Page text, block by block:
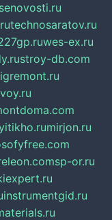
senovosti.ru
technosaratov.ru
wes-ex.ru
stroy-db.com
mirjon.ru
sp-or.ru
instrumentgid.ru